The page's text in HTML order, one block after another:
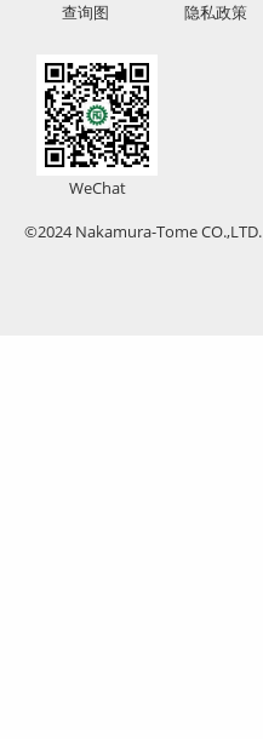
查询图 隐私政策
WeChat
©2024 Nakamura-Tome CO.,LTD.